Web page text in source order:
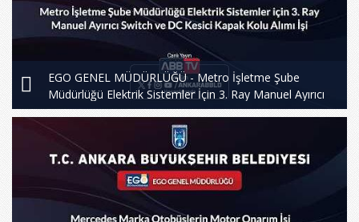
EGO GENEL MÜDÜRLÜĞÜ - Metro İşletme Şube
Müdürlüğü Elektrik Sistemler İçin 3. Ray Manuel Ayırıcı
Switch ve DC Kesici Kapak Kolu Alımı İşi